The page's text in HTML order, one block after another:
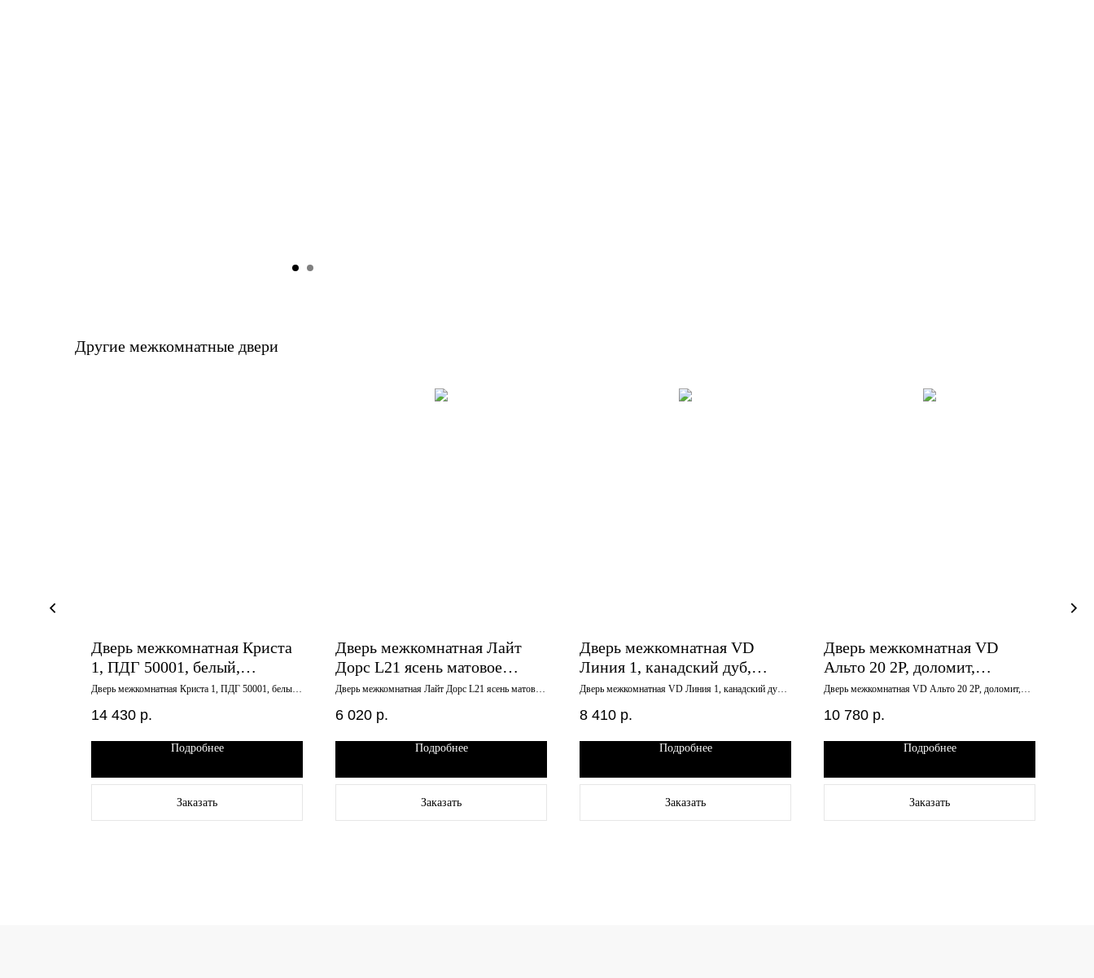
Другие межкомнатные двери
Дверь межкомнатная Криста
1, ПДГ 50001, белый,
600х2300
Дверь межкомнатная Криста 1, ПДГ 50001, белый,
14 430 р.
Подробнее
Заказать
Дверь межкомнатная Лайт
Дорс L21 ясень матовое
стекло 900х2000
Дверь межкомнатная Лайт Дорс L21 ясень матовое
6 020 р.
Подробнее
Заказать
Дверь межкомнатная VD
Линия 1, канадский дуб,
900х2000, лакобель черный
Дверь межкомнатная VD Линия 1, канадский дуб,
8 410 р.
Подробнее
Заказать
Дверь межкомнатная VD
Альто 20 2P, доломит,
600х2000, глухое, плоская
филенка
Дверь межкомнатная VD Альто 20 2P, доломит,
10 780 р.
Подробнее
Заказать